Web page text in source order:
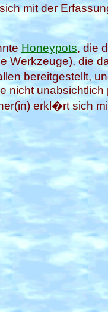
mit der
Honeypots, die
Werkzeuge), die
bereitgestellt,
nicht
erkl�rt sich